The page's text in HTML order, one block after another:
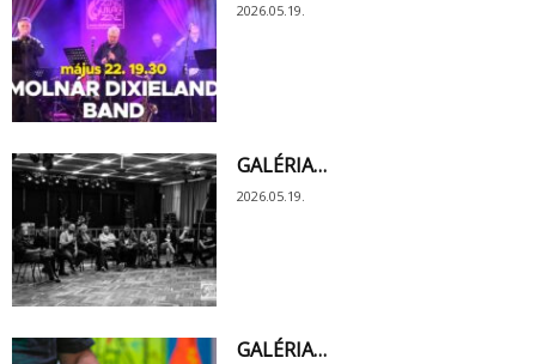
2026.05.19.
GALÉRIA…
2026.05.19.
GALÉRIA…